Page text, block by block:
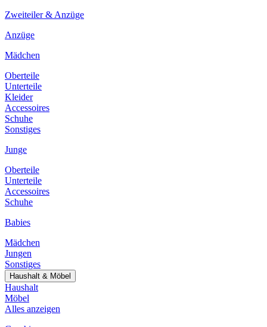
Zweiteiler & Anzüge
Anzüge
Mädchen
Oberteile
Unterteile
Kleider
Accessoires
Schuhe
Sonstiges
Junge
Oberteile
Unterteile
Accessoires
Schuhe
Babies
Mädchen
Jungen
Sonstiges
Haushalt & Möbel
Haushalt
Möbel
Alles anzeigen